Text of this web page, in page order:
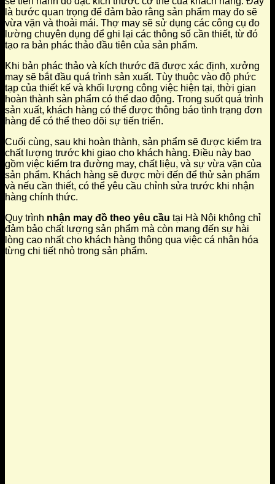
là bước quan trọng để đảm bảo rằng sản phẩm may đo sẽ
vừa vặn và thoải mái. Thợ may sẽ sử dụng các công cụ đo
lường chuyên dụng để ghi lại các thông số cần thiết, từ đó
tạo ra bản phác thảo đầu tiên của sản phẩm.
Khi bản phác thảo và kích thước đã được xác định, xưởng
may sẽ bắt đầu quá trình sản xuất. Tùy thuộc vào độ phức
tạp của thiết kế và khối lượng công việc hiện tại, thời gian
hoàn thành sản phẩm có thể dao động. Trong suốt quá trình
sản xuất, khách hàng có thể được thông báo tình trạng đơn
hàng để có thể theo dõi sự tiến triển.
Cuối cùng, sau khi hoàn thành, sản phẩm sẽ được kiểm tra
chất lượng trước khi giao cho khách hàng. Điều này bao
gồm việc kiểm tra đường may, chất liệu, và sự vừa vặn của
sản phẩm. Khách hàng sẽ được mời đến để thử sản phẩm
và nếu cần thiết, có thể yêu cầu chỉnh sửa trước khi nhận
hàng chính thức.
Quy trình nhận may đồ theo yêu cầu tại Hà Nội không chỉ
đảm bảo chất lượng sản phẩm mà còn mang đến sự hài
lòng cao nhất cho khách hàng thông qua việc cá nhân hóa
từng chi tiết nhỏ trong sản phẩm.